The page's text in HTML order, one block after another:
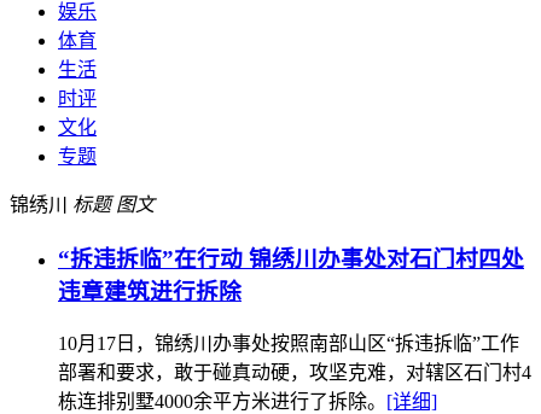
娱乐
体育
生活
时评
文化
专题
锦绣川 标题 图文
“拆违拆临”在行动 锦绣川办事处对石门村四处
违章建筑进行拆除
10月17日，锦绣川办事处按照南部山区“拆违拆临”工作
部署和要求，敢于碰真动硬，攻坚克难，对辖区石门村4
栋连排别墅4000余平方米进行了拆除。 [详细]